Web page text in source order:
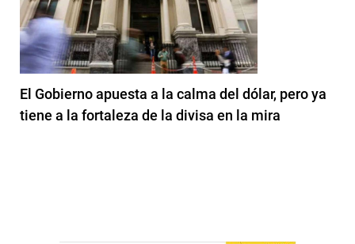
El Gobierno apuesta a la calma del dólar, pero ya
tiene a la fortaleza de la divisa en la mira